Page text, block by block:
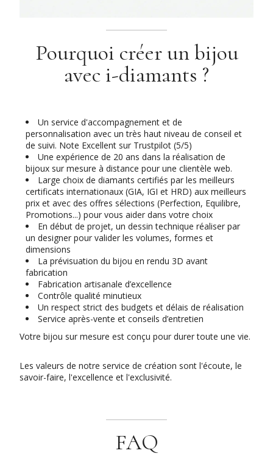
Pourquoi créer un bijou
avec i-diamants ?
Un service d'accompagnement et de
personnalisation avec un très haut niveau de conseil et
de suivi. Note Excellent sur Trustpilot (5/5)
Une expérience de 20 ans dans la réalisation de
bijoux sur mesure à distance pour une clientèle web.
Large choix de diamants certifiés par les meilleurs
certificats internationaux (GIA, IGI et HRD) aux meilleurs
prix et avec des offres sélections (Perfection, Equilibre,
Promotions...) pour vous aider dans votre choix
En début de projet, un dessin technique réaliser par
un designer pour valider les volumes, formes et
dimensions
La prévisuation du bijou en rendu 3D avant
fabrication
Fabrication artisanale d’excellence
Contrôle qualité minutieux
Un respect strict des budgets et délais de réalisation
Service après-vente et conseils d’entretien
Votre bijou sur mesure est conçu pour durer toute une vie.
Les valeurs de notre service de création sont l'écoute, le
savoir-faire, l'excellence et l'exclusivité.
FAQ